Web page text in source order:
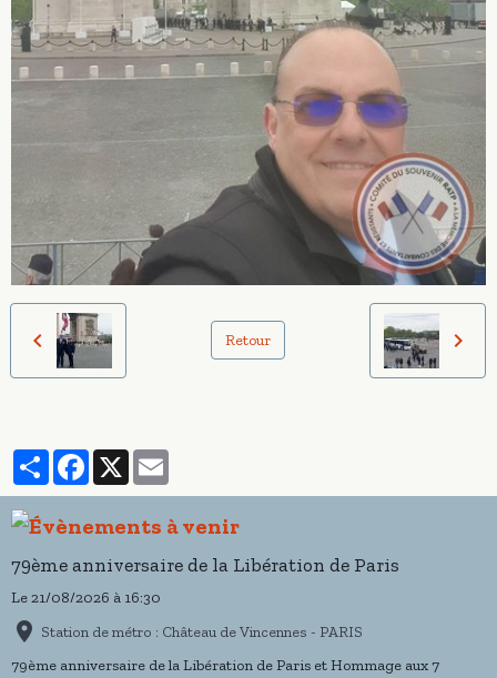
Retour
PartagerFacebook
X
79ème anniversaire de la Libération de Paris
Le 21/08/2026 à 16:30
Station de métro : Château de Vincennes - PARIS
79ème anniversaire de la Libération de Paris et Hommage aux 7